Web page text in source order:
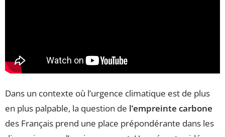
Dans un contexte où l’urgence climatique est de plus
en plus palpable, la question de l’empreinte carbone
des Français prend une place prépondérante dans les